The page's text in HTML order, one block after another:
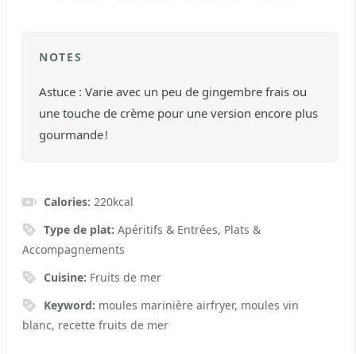
NOTES
Astuce : Varie avec un peu de gingembre frais ou
une touche de crème pour une version encore plus
gourmande !
Calories:220kcal
Type de plat:Apéritifs & Entrées, Plats &
Accompagnements
Cuisine: Fruits de mer
Keyword: moules marinière airfryer, moules vin
blanc, recette fruits de mer